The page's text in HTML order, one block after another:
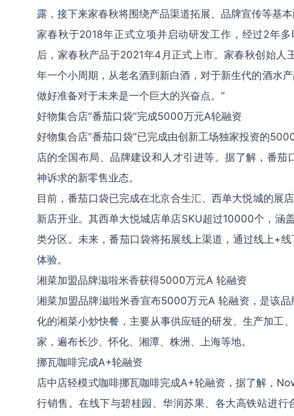
露，接下来家春秋将围绕产品渠道拓展、品牌宣传等基本
家春秋于2018年正式立项并启动研发工作，经过2年
后，家春秋产品于2021年4月正式上市。家春秋创始人
年一个小周期，从老名酒到新白酒，对于新生代的酒水
做好准备对于未来是一个巨大的兴奋点。”
好物集合店“番茄口袋”完成5000万元A轮融资
好物集合店“番茄口袋”已完成由创新工场独家投资的
店的全国布局、品牌建设和人才引进等。据了解，番
神诉求的新零售业态。
目前，番茄口袋已完成在北京合生汇、西单大悦城的展
新店开业。其西单大悦城店单店SKU超过10000个，涵
类分区。未来，番茄口袋将拓展线上渠道，通过线上+
体验。
湘菜加盟品牌滋啦米香获得5000万元A 轮融资
湘菜加盟品牌滋啦米香宣布5000万元A 轮融资，是该
化的湘菜小炒快餐，主要从事供应链的研发、生产加工
家，遍布长沙、怀化、湘潭、株洲、上海等地。
挪瓦咖啡完成A+轮融资
店中店轻模式咖啡挪瓦咖啡完成A+轮融资，据了解，
行销售。在线下与碧桂园、华润苏果、各大高铁站进